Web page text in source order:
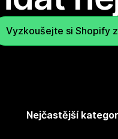
Vyzkoušejte si Shopify
Nejčastější